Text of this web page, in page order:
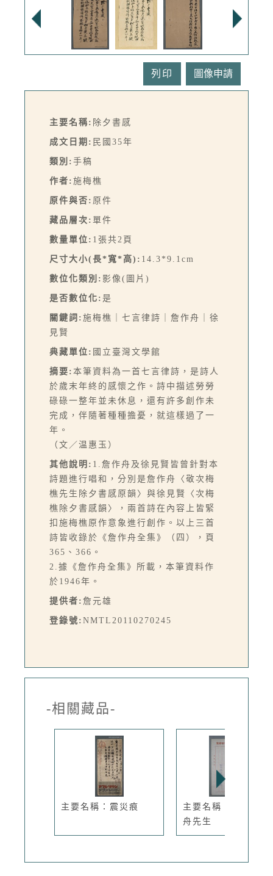
列印
主要名稱: 除夕書感
成文日期: 民國35年
類別: 手稿
作者: 施梅樵
原件與否: 原件
藏品層次: 單件
數量單位: 1張共2頁
尺寸大小(長*寬*高): 14.3*9.1cm
數位化類別: 影像(圖片)
是否數位化: 是
關鍵詞: 施梅樵｜七言律詩｜詹作舟｜徐
見賢
典藏單位: 國立臺灣文學館
摘要: 本筆資料為一首七言律詩，是詩人
於歲末年終的感懷之作。詩中描述勞勞
碌碌一整年並未休息，還有許多創作未
完成，伴隨著種種擔憂，就這樣過了一
年。
（文／温惠玉）
其他說明: 1.詹作舟及徐見賢皆曾針對本
詩題進行唱和，分別是詹作舟〈敬次梅
樵先生除夕書感原韻〉與徐見賢〈次梅
樵除夕書感韻〉，兩首詩在內容上皆緊
扣施梅樵原作意象進行創作。以上三首
詩皆收錄於《詹作舟全集》（四），頁
365、366。
2.據《詹作舟全集》所載，本筆資料作
於1946年。
提供者: 詹元雄
登錄號: NMTL20110270245
-相關藏品-
主要名稱：震災痕
主要名稱：懷念詹作
舟先生